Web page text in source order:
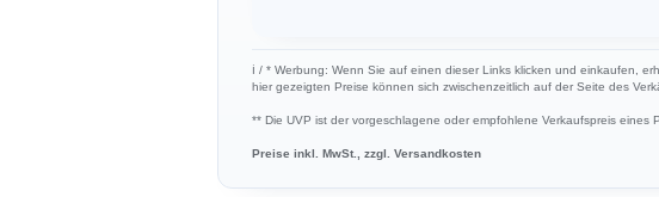
ℹ︎ / * Werbung: Wenn Sie auf einen dieser Links klicken und einkaufen,
hier gezeigten Preise können sich zwischenzeitlich auf der Seite des
** Die UVP ist der vorgeschlagene oder empfohlene Verkaufspreis
Preise inkl. MwSt., zzgl. Versandkosten